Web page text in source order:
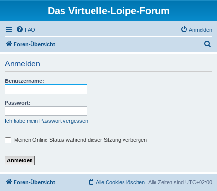
Das Virtuelle-Loipe-Forum
FAQ Anmelden
Foren-Übersicht
Anmelden
Benutzername:
Passwort:
Ich habe mein Passwort vergessen
Meinen Online-Status während dieser Sitzung verbergen
Foren-Übersicht Alle Zeiten sind UTC+02:00
Alle Cookies löschen